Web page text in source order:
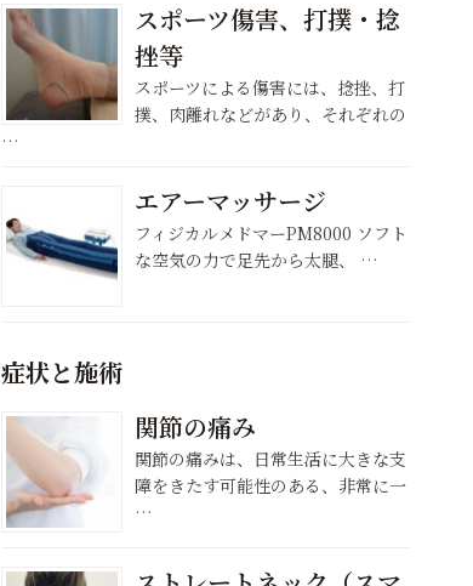
スポーツ傷害、打撲・捻
挫等
スポーツによる傷害には、捻挫、打
撲、肉離れなどがあり、それぞれの
…
エアーマッサージ
フィジカルメドマーPM8000 ソフト
な空気の力で足先から太腿、 …
症状と施術
関節の痛み
関節の痛みは、日常生活に大きな支
障をきたす可能性のある、非常に一
…